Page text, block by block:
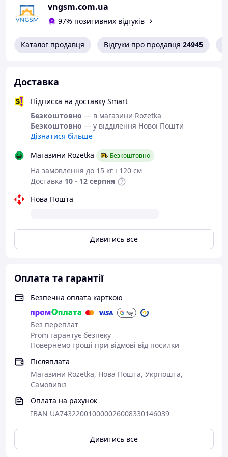
покриття для запобігання корозії.
Переваги: Зручність у використанні, висока
ефективність, запобігання пошкодженню
Упаковка: Компактна котушка для зручного
довжина 1.5 м / ширина 1.5 мм
контроль на всіх етапах виробництва. Це гарантує
надійність, довговічність та ефективність.
використовувати:
vngsm.com.ua
97% позитивних відгуків
Каталог продавця Відгуки про продавця 24945
Доставка
Підписка на доставку Smart
Безкоштовно — в магазини Rozetka
Безкоштовно — у відділення Нової Пошти
Дізнатися більше
Магазини Rozetka
Безкоштовно
На замовлення до 15 кг і 120 см
Доставка 10 - 12 серпня
Нова Пошта
Дивитись все
Оплата та гарантії
Безпечна оплата карткою
Без переплат
Prom гарантує безпеку
Повернемо гроші при відмові від посилки
Післяплата
Магазини Rozetka, Нова Пошта, Укрпошта,
Самовивіз
Оплата на рахунок
IBAN UA743220010000026008330146039
Дивитись все